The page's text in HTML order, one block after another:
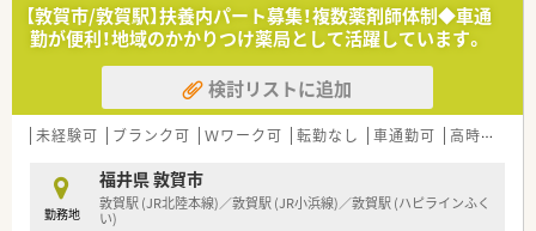
【法人特徴について】
■福井県敦賀市内に4店舗を展開し、創業から80年という長い歴
史を持ち地域住民から厚い信頼を得ている老舗企業です。
■代表ご自身も現場に入って気さくにコミュニケーションを取
られているため、風通しが良く非常に働きやすい社風です。
など、常に患者様第一の姿勢を貫いている温かい法人です。
【職場環境と雰囲気】
【敦賀市/敦賀駅】扶養内パート募集！複数薬剤師体制◆車通
勤が便利！地域のかかりつけ薬局として活躍しています。
検討リストに追加
未経験可 ブランク可 Ｗワーク可 転勤なし 車通勤可 高時給(2,500円以上)
勤務地
福井県 敦賀市
敦賀駅 (JR北陸本線)／敦賀駅 (JR小浜線)／敦賀駅 (ハピラインふく
い)